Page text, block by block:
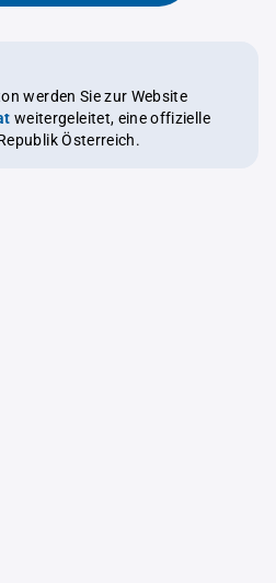
werden Sie zur Website
weitergeleitet, eine offizielle
Österreich.